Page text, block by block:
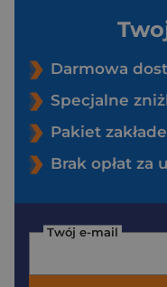
Darmowa
Specjalne
Pakiet
Brak opłat za
Twój e-mail